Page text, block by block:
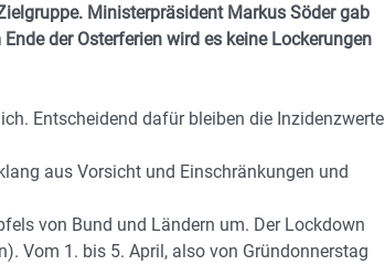
Ministerpräsident Markus Söder gab
der Osterferien wird es keine Lockerungen
Entscheidend dafür bleiben die Inzidenzwerte
aus Vorsicht und Einschränkungen und
von Bund und Ländern um. Der Lockdown
Vom 1. bis 5. April, also von Gründonnerstag